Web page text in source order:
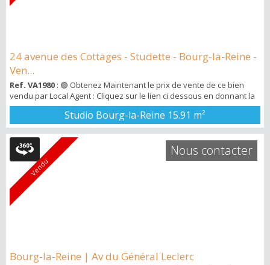
24 avenue des Cottages - Studette - Bourg-la-Reine -
Ven...
Ref. VA1980 : 🟢 Obtenez Maintenant le prix de vente de ce bien
vendu par Local Agent : Cliquez sur le lien ci dessous en donnant la
ref VA1980 : ➡️ http://bit.ly/3KjDnEu Vous recevrez ensuite un mail
avec un pdf avec tous les détails du bien vendu . Local Agent vous
propose une studette ( Atelier ) de 16m2 ( 15,91m2 Carrez ) dans une
résidence de standing avec ascenseur et gardien . Ce bien si...
Studio Bourg-la-Reine 15.91 m²
Vendu
Bourg-la-Reine | Av du Général Leclerc
Nous contacter